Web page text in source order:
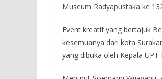
Museum Radyapustaka ke
Event kreatif yang bertajuk
kesemuanya dari kota
yang dibuka oleh Kepala